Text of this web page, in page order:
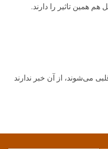
همین تاثیر را دارند.
می‌شوند، از آن خبر ندارند